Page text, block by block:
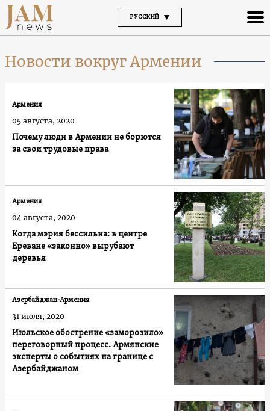
РУССКИЙ
Новости вокруг Армении
Почему люди в Армении не борются
за свои трудовые права
Армения
05 августа, 2020
Когда мэрия бессильна: в центре
Ереване «законно» вырубают
деревья
Армения
04 августа, 2020
Июльское обострение «заморозило»
переговорный процесс. Армянские
эксперты о событиях на границе с
Азербайджаном
Азербайджан-Армения
31 июля, 2020